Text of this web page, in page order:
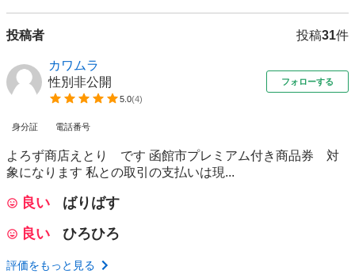
投稿者 投稿31件
カワムラ
性別非公開
5.0(4)
フォローする
身分証 電話番号
よろず商店えとり です 函館市プレミアム付き商品券 対
象になります 私との取引の支払いは現...
良い
ばりばす
良い
ひろひろ
評価をもっと見る